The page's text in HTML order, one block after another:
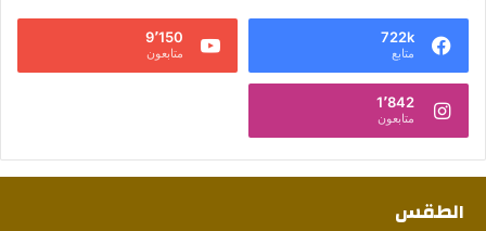
722k
متابع
9٬150
متابعون
1٬842
متابعون
الطقس